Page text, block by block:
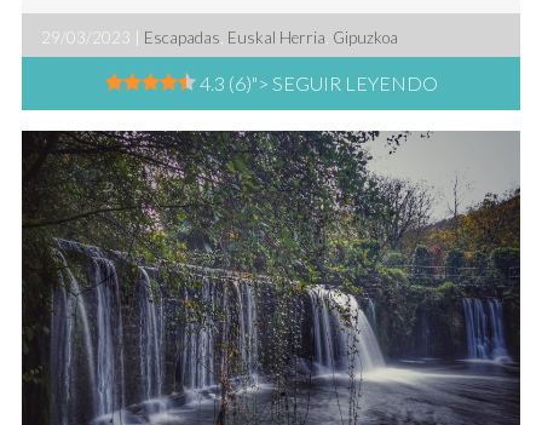
29/03/2023 | Escapadas Euskal Herria Gipuzkoa
4.3 (6)"> SEGUIR LEYENDO